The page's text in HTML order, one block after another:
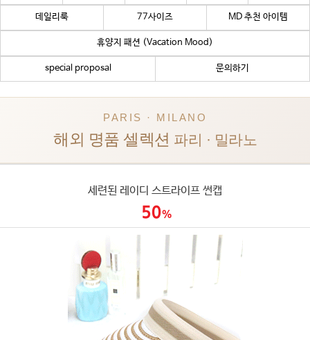
데일리룩 77사이즈 MD 추천 아이템
휴양지 패션 (Vacation Mood)
special proposal 문의하기
PARIS · MILANO
해외 명품 셀렉션 파리 · 밀라노
세련된 레이디 스트라이프 썬캡